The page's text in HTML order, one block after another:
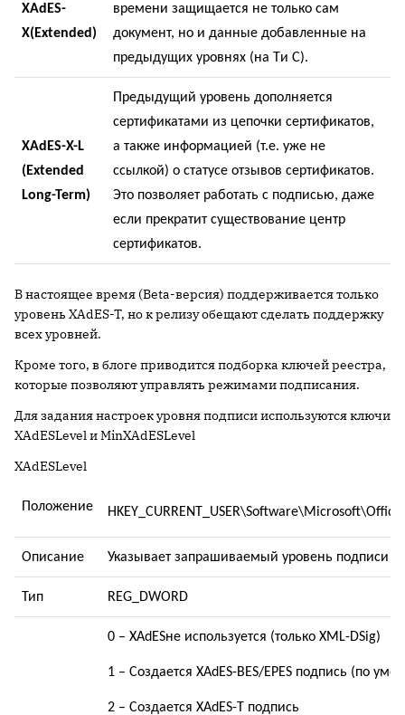
XAdES-
X( Extended )
времени защищается не только сам
документ, но и данные добавленные на
предыдущих уровнях (на Tи C).
XAdES-X-L
(Extended
Long-Term)
Предыдущий уровень дополняется
сертификатами из цепочки сертификатов,
а также информацией (т.е. уже не
ссылкой) о статусе отзывов сертификатов.
Это позволяет работать с подписью, даже
если прекратит существование центр
сертификатов.
В настоящее время (Beta-версия) поддерживается только
уровень XAdES-T, но к релизу обещают сделать поддержку
всех уровней.
Кроме того, в блоге приводится подборка ключей реестра,
которые позволяют управлять режимами подписания.
Для задания настроек уровня подписи используются ключи
XAdESLevel и MinXAdESLevel
XAdESLevel
Положение
Описание Указывает запрашиваемый уровень подписи
Тип REG_DWORD
0 – XAdESне используется (только XML-DSig)
1 – Создается XAdES-BES/EPES подпись (по
2 – Создается XAdES-T подпись